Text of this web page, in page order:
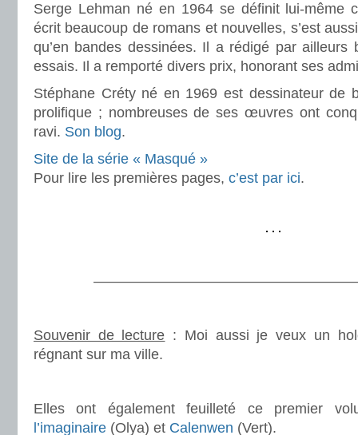
Serge Lehman né en 1964 se définit lui-même
écrit beaucoup de romans et nouvelles, s’est
qu’en bandes dessinées. Il a rédigé par ailleurs
essais. Il a remporté divers prix, honorant ses
Stéphane Créty né en 1969 est dessinateur de
prolifique ; nombreuses de ses œuvres ont
ravi. Son blog.
Site de la série « Masqué »
Pour lire les premières pages, c’est par ici.
Souvenir de lecture : Moi aussi je veux un
régnant sur ma ville.
Elles ont également feuilleté ce premier
l’imaginaire (Olya) et Calenwen (Vert).